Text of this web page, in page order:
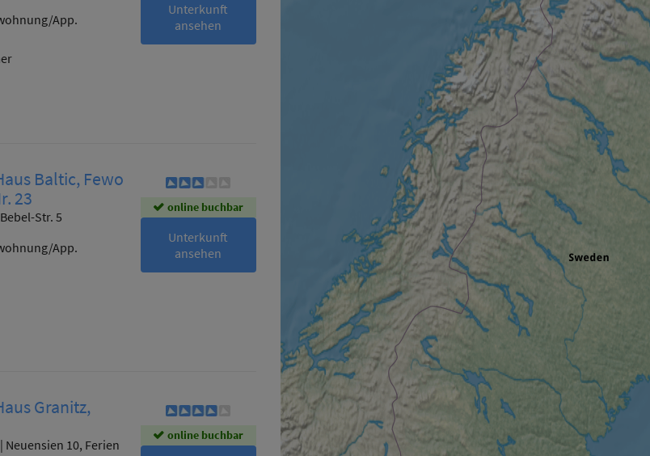
App.
Unterkunft
ansehen
Baltic, Fewo
23
Str. 5
App.
online buchbar
Unterkunft
ansehen
Granitz,
Neuensien 10, Ferien
online buchbar